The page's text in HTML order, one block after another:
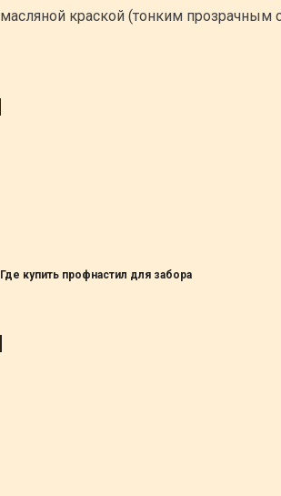
масляной краской (тонким прозрачным
Где купить профнастил для забора